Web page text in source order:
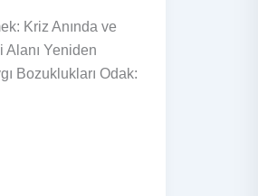
Kriz Anında ve
Yeniden
Bozuklukları Odak: